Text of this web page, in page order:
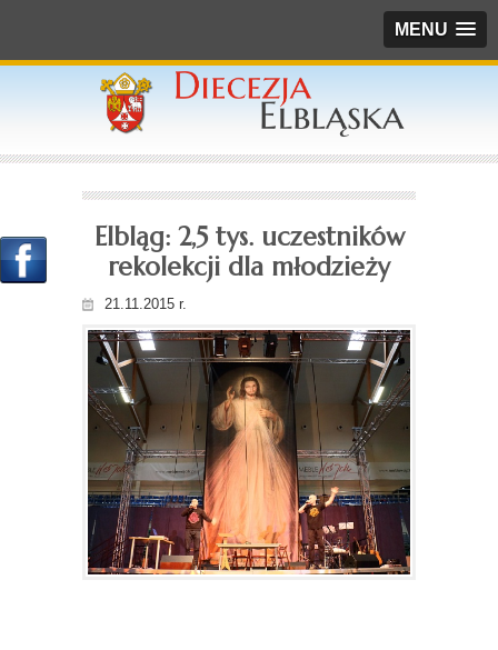
MENU
Elbląg: 2,5 tys. uczestników
rekolekcji dla młodzieży
21.11.2015 r.